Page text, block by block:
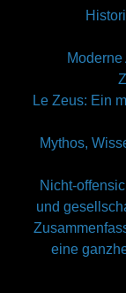
Le Zeus: Ein
Mythos,
Nicht-
und
eine